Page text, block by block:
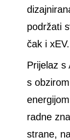
podržati
čak i xEV.
Prijelaz s
s
radne
strane,